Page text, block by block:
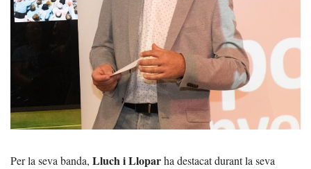
Per la seva banda, Lluch i Lloparha destacat durant la seva